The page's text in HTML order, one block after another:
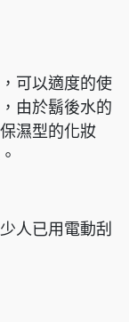
可以適度的使
由於鬍後水的
濕型的化妝
人已用電動刮